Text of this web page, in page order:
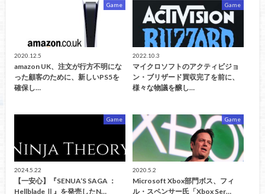
Game
2020.12.5
amazon UK、注文が行方不明にな
った顧客のために、新しいPS5を
確保し…
Game
2022.10.3
マイクロソフトのアクティビジョ
ン・ブリザード買収完了を前に、
様々な物議を醸し…
Game
2024.5.22
【一安心】『SENUA‘S SAGA ：
Hellblade Ⅱ』を発売したN…
Game
2020.5.2
Microsoft Xbox部門ボス、フィ
ル・スペンサー氏「Xbox Ser…